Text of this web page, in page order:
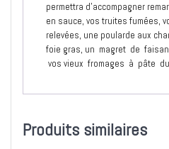
permettra d’accompagner
en sauce, vos truites fumées,
relevées, une poularde aux
foie gras, un magret de
vos vieux fromages à pâte
Produits similaires